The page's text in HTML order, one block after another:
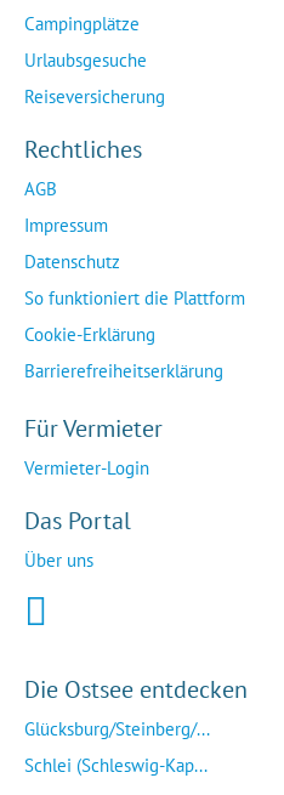
Campingplätze
Urlaubsgesuche
Reiseversicherung
Rechtliches
AGB
Impressum
Datenschutz
So funktioniert die Plattform
Cookie-Erklärung
Barrierefreiheitserklärung
Für Vermieter
Vermieter-Login
Das Portal
Über uns
Die Ostsee entdecken
Glücksburg/Steinberg/...
Schlei (Schleswig-Kap...